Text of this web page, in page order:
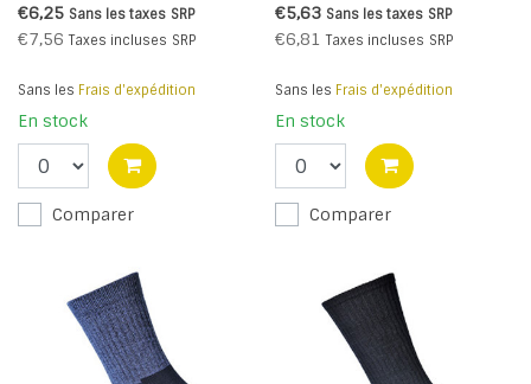
€6,25 Sans les taxes SRP
€7,56 Taxes incluses SRP
Sans les Frais d'expédition
En stock
Comparer
€5,63 Sans les taxes SRP
€6,81 Taxes incluses SRP
Sans les Frais d'expédition
En stock
Comparer